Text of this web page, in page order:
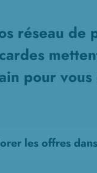
réseau de
pour
les offres